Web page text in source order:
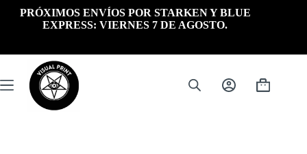
PRÓXIMOS ENVÍOS POR STARKEN Y BLUE
EXPRESS: VIERNES 7 DE AGOSTO.
Carrito